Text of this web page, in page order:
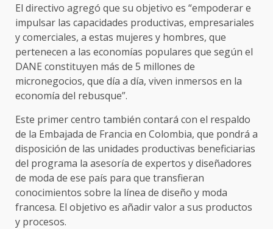
El directivo agregó que su objetivo es “empoderar e
impulsar las capacidades productivas, empresariales
y comerciales, a estas mujeres y hombres, que
pertenecen a las economías populares que según el
DANE constituyen más de 5 millones de
micronegocios, que día a día, viven inmersos en la
economía del rebusque”.
Este primer centro también contará con el respaldo
de la Embajada de Francia en Colombia, que pondrá a
disposición de las unidades productivas beneficiarias
del programa la asesoría de expertos y diseñadores
de moda de ese país para que transfieran
conocimientos sobre la línea de diseño y moda
francesa. El objetivo es añadir valor a sus productos
y procesos.